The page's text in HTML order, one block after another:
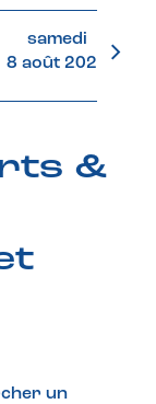
samedi
8 août 2026
&
un